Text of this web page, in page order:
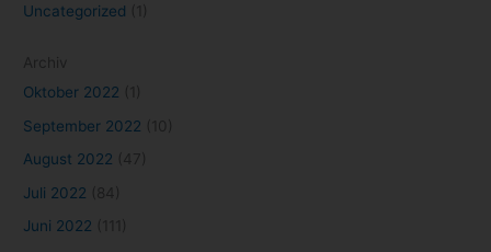
Uncategorized
Oktober 2022
September 2022
August 2022
Juli 2022
Juni 2022